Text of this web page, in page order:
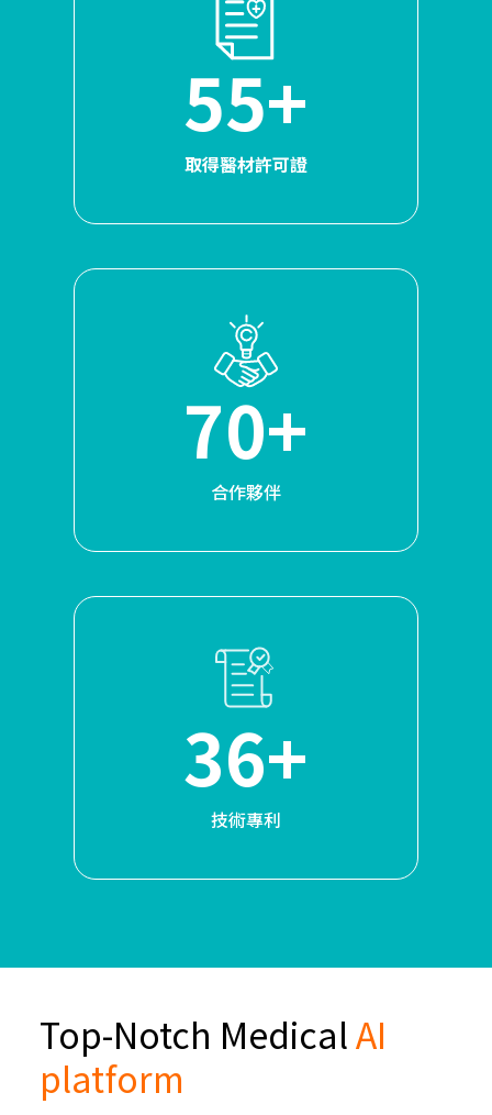
55+
取得醫材許可證
70+
合作夥伴
36+
技術專利
Top-Notch MedicalAI
platform